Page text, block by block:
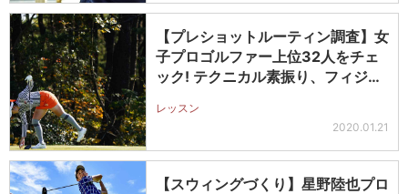
【プレショットルーティン調査】女
子プロゴルファー上位32人をチェ
ック! テクニカル素振り、フィジカ
レッスン
2020.01.21
【スウィングづくり】星野陸也プロ